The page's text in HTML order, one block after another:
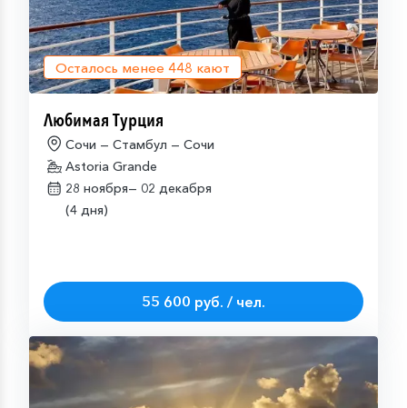
Осталось менее 448 кают
Любимая Турция
Сочи — Стамбул — Сочи
Astoria Grande
28 ноября— 02 декабря
(4 дня)
55 600 руб. / чел.